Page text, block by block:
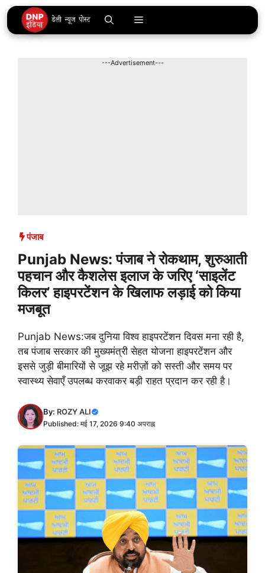
Skip
to
content
Menu
---Advertisement---
पंजाब
Punjab News: पंजाब ने रोकथाम, शुरुआती
पहचान और कैशलेस इलाज के जरिए ‘साइलेंट
किलर’ हाइपरटेंशन के खिलाफ लड़ाई को किया
मजबूत
Punjab News:जब दुनिया विश्व हाइपरटेंशन दिवस मना रही है,
तब पंजाब सरकार की मुख्यमंत्री सेहत योजना हाइपरटेंशन और
इससे जुड़ी बीमारियों से जूझ रहे मरीज़ों को सस्ती और समय पर
स्वास्थ्य सेवाएँ उपलब्ध करवाकर बड़ी राहत प्रदान कर रही है।
By: ROZY ALI
Published: मई 17, 2026 9:40 अपराह्न